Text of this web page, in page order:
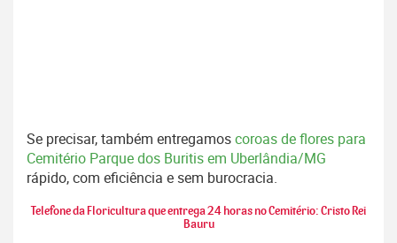
Se precisar, também entregamoscoroas de flores para
Cemitério Parque dos Buritis em Uberlândia/MG
rápido, com eficiência e sem burocracia.
Telefone da Floricultura que entrega 24 horas no Cemitério: Cristo Rei
Bauru